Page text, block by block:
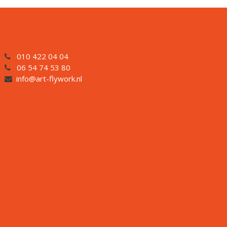
010 422 04 04
06 54 74 53 80
info@art-flywork.nl